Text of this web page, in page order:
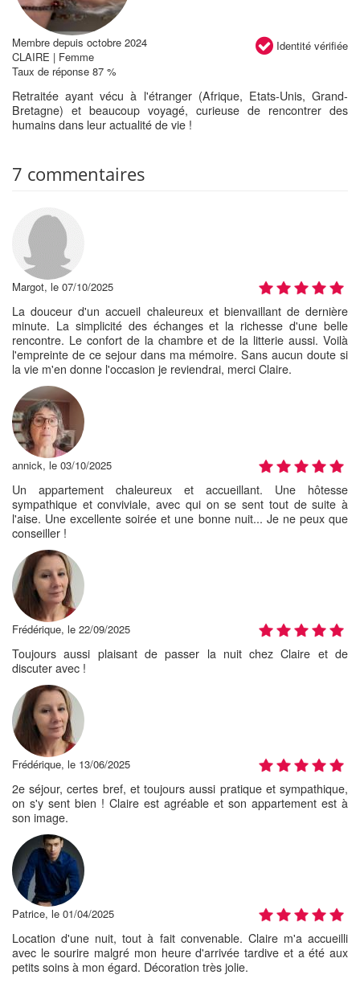
Identité vérifiée
Membre depuis octobre 2024
CLAIRE | Femme
Taux de réponse 87 %
Retraitée ayant vécu à l'étranger (Afrique, Etats-Unis, Grand-
Bretagne) et beaucoup voyagé, curieuse de rencontrer des
humains dans leur actualité de vie !
7 commentaires
Margot, le 07/10/2025
La douceur d'un accueil chaleureux et bienvaillant de dernière
minute. La simplicité des échanges et la richesse d'une belle
rencontre. Le confort de la chambre et de la litterie aussi. Voilà
l'empreinte de ce sejour dans ma mémoire. Sans aucun doute si
la vie m'en donne l'occasion je reviendrai, merci Claire.
annick, le 03/10/2025
Un appartement chaleureux et accueillant. Une hôtesse
sympathique et conviviale, avec qui on se sent tout de suite à
l'aise. Une excellente soirée et une bonne nuit... Je ne peux que
conseiller !
Frédérique, le 22/09/2025
Toujours aussi plaisant de passer la nuit chez Claire et de
discuter avec !
Frédérique, le 13/06/2025
2e séjour, certes bref, et toujours aussi pratique et sympathique,
on s'y sent bien ! Claire est agréable et son appartement est à
son image.
Patrice, le 01/04/2025
Location d'une nuit, tout à fait convenable. Claire m'a accueilli
avec le sourire malgré mon heure d'arrivée tardive et a été aux
petits soins à mon égard. Décoration très jolie.